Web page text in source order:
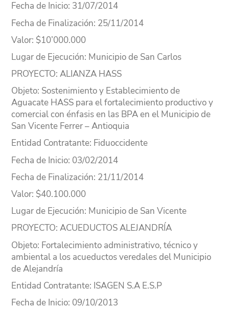
Fecha de Inicio: 31/07/2014
Fecha de Finalización: 25/11/2014
Valor: $10’000.000
Lugarde Ejecución: Municipio de San Carlos
PROYECTO: ALIANZA HASS
Objeto: Sostenimiento y Establecimiento de
Aguacate HASS para el fortalecimiento productivo y
comercial con énfasis en las BPA en el Municipio de
San Vicente Ferrer – Antioquia
Entidad Contratante: Fiduoccidente
Fecha de Inicio: 03/02/2014
Fecha de Finalización: 21/11/2014
Valor: $40.100.000
Lugarde Ejecución: Municipio de San Vicente
PROYECTO: ACUEDUCTOS ALEJANDRÍA
Objeto: Fortalecimiento administrativo, técnico y
ambiental a los acueductos veredales del Municipio
de Alejandría
Entidad Contratante: ISAGEN S.A E.S.P
Fecha de Inicio: 09/10/2013